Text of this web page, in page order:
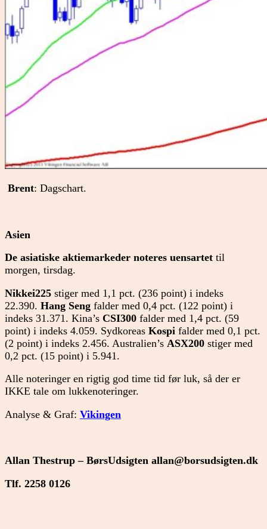
Brent: Dagschart.
Asien
De asiatiske aktiemarkeder noteres uensartet til
morgen, tirsdag.
Nikkei225 stiger med 1,1 pct. (236 point) i indeks
22.390. Hang Seng falder med 0,4 pct. (122 point) i
indeks 31.371. Kina’s CSI300 falder med 1,4 pct. (59
point) i indeks 4.059. Sydkoreas Kospi falder med 0,1 pct.
(2 point) i indeks 2.456. Australien’s ASX200 stiger med
0,2 pct. (15 point) i 5.941.
Alle noteringer en rigtig god time tid før luk, så der er
IKKE tale om lukkenoteringer.
Analyse & Graf: Vikingen
Allan Thestrup – BørsUdsigten allan@borsudsigten.dk
Tlf. 2258 0126